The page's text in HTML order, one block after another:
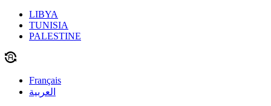
LIBYA
TUNISIA
PALESTINE
Français
العربية